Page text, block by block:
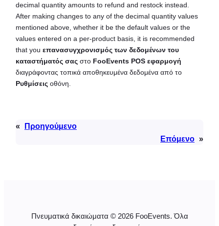
decimal quantity amounts to refund and restock instead.
After making changes to any of the decimal quantity values
mentioned above, whether it be the default values or the
values entered on a per-product basis, it is recommended
that you επανασυγχρονισμός των δεδομένων του
καταστήματός σας στο FooEvents POS εφαρμογή
διαγράφοντας τοπικά αποθηκευμένα δεδομένα από το
Ρυθμίσεις οθόνη.
«
Προηγούμενο
Επόμενο »
Πνευματικά δικαιώματα © 2026 FooEvents. Όλα